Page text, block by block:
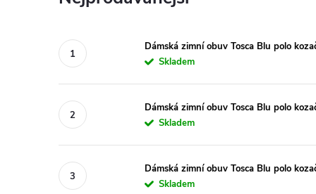
Dámská zimní obuv Tosca Blu polo
Skladem
Dámská zimní obuv Tosca Blu polo
Skladem
Dámská zimní obuv Tosca Blu polo
Skladem